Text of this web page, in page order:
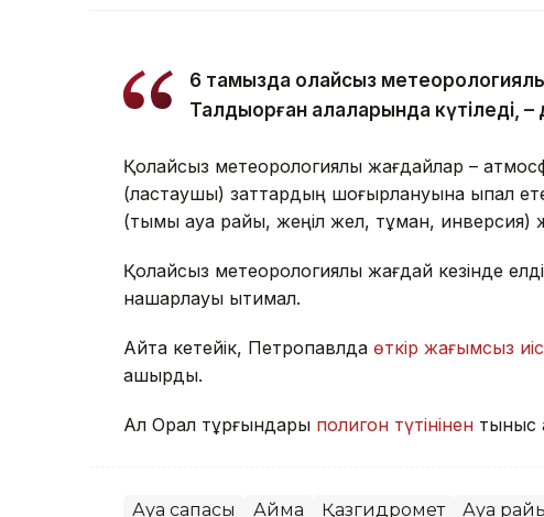
6 тамызда қолайсыз
Талдықорған қалаларында күтіледі,
Қолайсыз метеорологиялық жағдайлар –
(ластаушы) заттардың шоғырлануына ықпал
(тымық ауа райы, жеңіл жел, тұман, инверсия)
Қолайсыз метеорологиялық жағдай кезінде
нашарлауы ықтимал.
Айта кетейік, Петропавлда өткір жағымсыз иіс
қашырды.
Ал Орал тұрғындары полигон түтінінен тыныс
Ауа сапасы Аймақ Қазгидромет Ауа